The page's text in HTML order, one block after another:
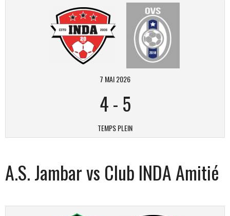
7 MAI 2026
4- 5
TEMPS PLEIN
A.S. Jambar vs Club INDA Amitié